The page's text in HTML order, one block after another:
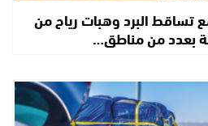
تساقط البرد وهبات رياح من
بعدد من مناطق…